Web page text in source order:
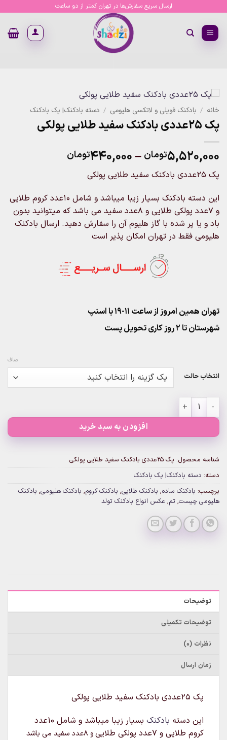
content
ارسال سریع سفارش‌ها در تهران کمتر از دو ساعت
خانه / بادکنک فویلی و لاتکسی هلیومی / دسته بادکنک| پک بادکنک
پک 25عددی بادکنک سفید طلایی پولکی
۵,۵۲۰,۰۰۰تومان –۴۴۰,۰۰۰تومان
through
۵,۵۲۰,۰۰۰تومان
پک 25عددی بادکنک سفید طلایی پولکی
این دسته بادکنک بسیار زیبا میباشد و شامل 10عدد کروم طلایی
و 7عدد پولکی طلایی و 8عدد سفید می باشد که میتوانید بدون
باد و یا پر شده با گاز هلیوم آن را سفارش دهید. ارسال بادکنک
هلیومی فقط در تهران امکان پذیر است
تهران همین امروز از ساعت ۱۱-۱۹ با اسنپ
شهرستان تا 2 روز کاری تحویل پست
انتخاب حالت
صاف
افزودن به سبد خرید
شناسه محصول: پک 25عددی بادکنک سفید طلایی پولکی
دسته: دسته بادکنک| پک بادکنک
برچسب: بادکنک ساده, بادکنک طلایی, بادکنک کروم, بادکنک هلیومی, بادکنک
هلیومی چیست, تم, عکس انواع بادکنک تولد
توضیحات
توضیحات تکمیلی
نظرات (0)
زمان ارسال
پک 25عددی بادکنک سفید طلایی پولکی
این دسته بادکنک
بسیار زیبا میباشد و شامل 10عدد
کروم طلایی و 7عدد پولکی طلایی
و8عدد سفید
می باشد